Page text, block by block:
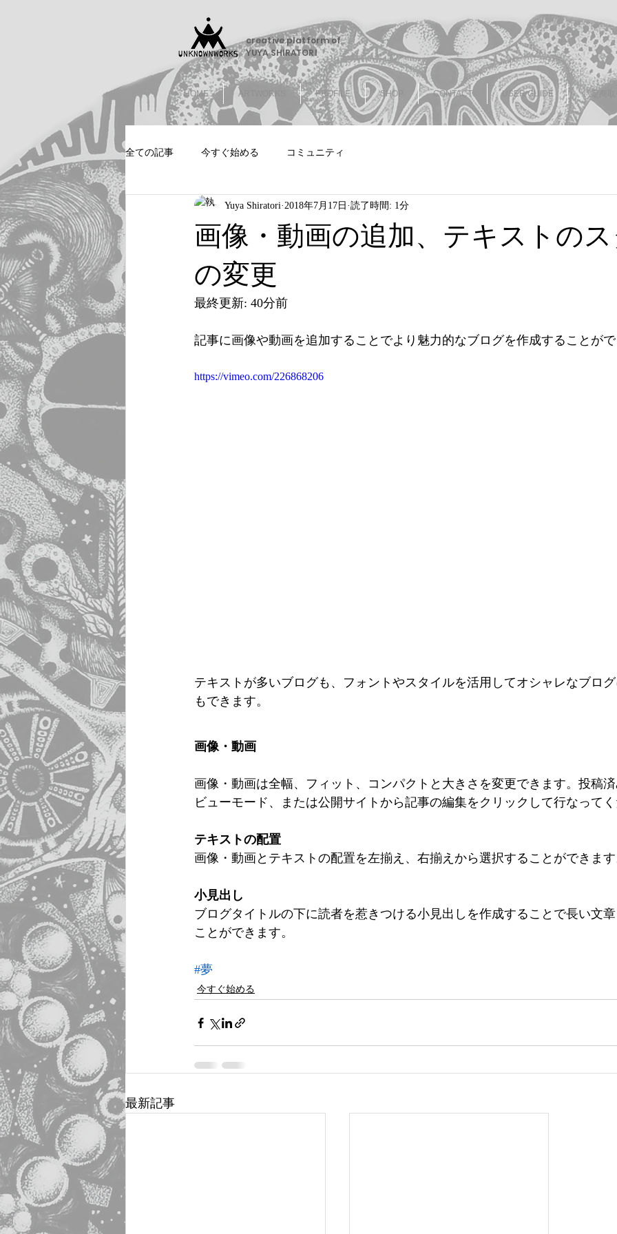
creative platform of
YUYA SHIRATORI
HOME ARTWORKS PROFILE SHOP CONTACT USER GUIDE 特定商
全ての記事 今すぐ始める コミュニティ
画像・動画の追加、テキストの
の変更
Yuya Shiratori 2018年7月17日 読了時間: 1分
最終更新: 40分前
記事に画像や動画を追加することでより魅力的なブログを作成することが
https://vimeo.com/226868206
テキストが多いブログも、フォントやスタイルを活用してオシャレなブロ
もできます。
画像・動画
画像・動画は全幅、フィット、コンパクトと大きさを変更できます。投稿
ビューモード、または公開サイトから記事の編集をクリックして行なって
テキストの配置
画像・動画とテキストの配置を左揃え、右揃えから選択することができ
小見出し
ブログタイトルの下に読者を惹きつける小見出しを作成することで長い文
ことができます。
#夢
今すぐ始める
最新記事